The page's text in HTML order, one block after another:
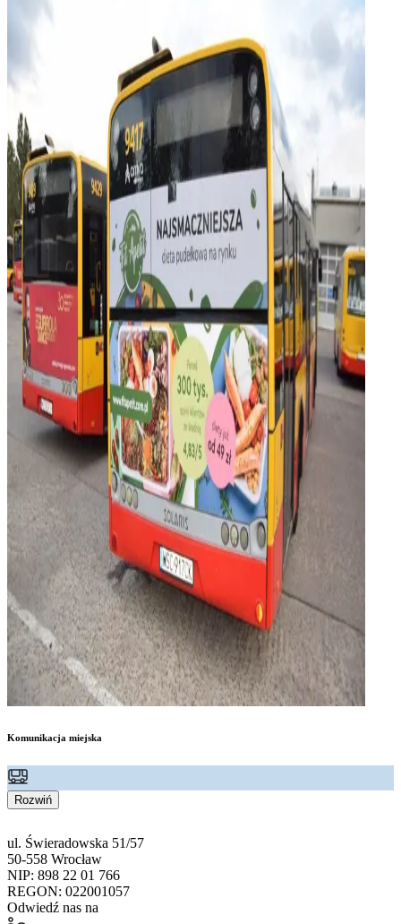
Komunikacja miejska
Rozwiń
ul. Świeradowska 51/57
50-558 Wrocław
NIP: 898 22 01 766
REGON: 022001057
Odwiedź nas na